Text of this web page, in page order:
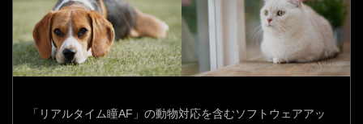
「リアルタイム瞳AF」の動物対応を含むソフトウェアアッ